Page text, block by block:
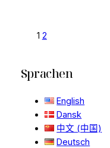
1 2
Sprachen
English
Dansk
中文 (中国)
Deutsch